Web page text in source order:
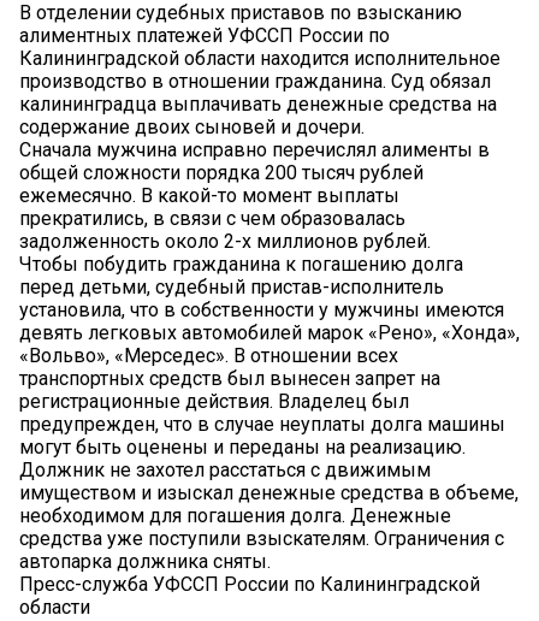
В отделении судебных приставов по взысканию
алиментных платежей УФССП России по
Калининградской области находится исполнительное
производство в отношении гражданина. Суд обязал
калининградца выплачивать денежные средства на
содержание двоих сыновей и дочери.
Сначала мужчина исправно перечислял алименты в
общей сложности порядка 200 тысяч рублей
ежемесячно. В какой-то момент выплаты
прекратились, в связи с чем образовалась
задолженность около 2-х миллионов рублей.
Чтобы побудить гражданина к погашению долга
перед детьми, судебный пристав-исполнитель
установила, что в собственности у мужчины имеются
девять легковых автомобилей марок «Рено», «Хонда»,
«Вольво», «Мерседес». В отношении всех
транспортных средств был вынесен запрет на
регистрационные действия. Владелец был
предупрежден, что в случае неуплаты долга машины
могут быть оценены и переданы на реализацию.
Должник не захотел расстаться с движимым
имуществом и изыскал денежные средства в объеме,
необходимом для погашения долга. Денежные
средства уже поступили взыскателям. Ограничения с
автопарка должника сняты.
Пресс-служба УФССП России по Калининградской
области